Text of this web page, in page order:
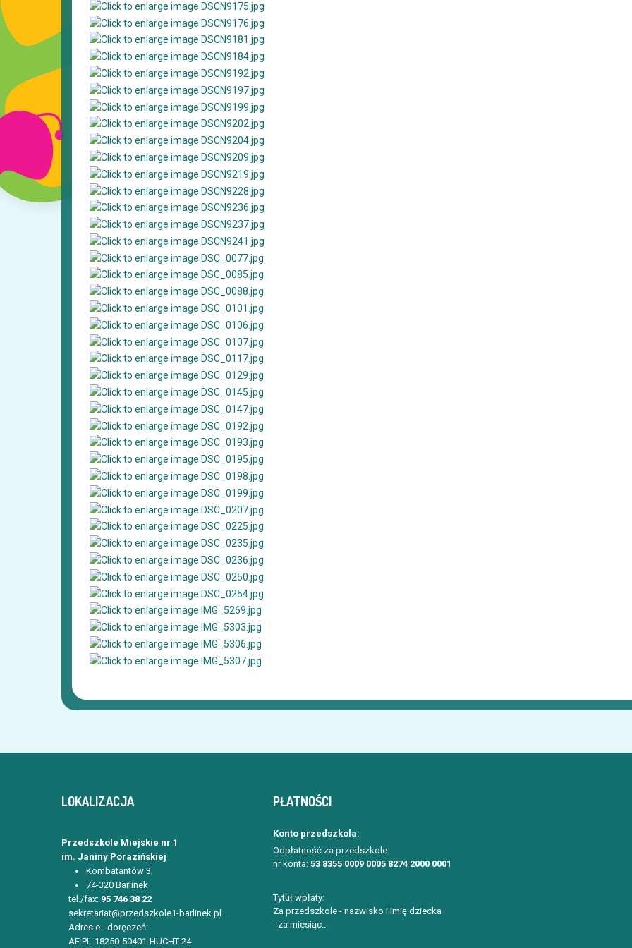
LOKALIZACJA
Przedszkole Miejskie nr 1
im. Janiny Porazińskiej
Kombatantów 3,
74-320 Barlinek
tel./fax: 95 746 38 22
sekretariat@przedszkole1-barlinek.pl
Adres e - doręczeń:
AE:PL-18250-50401-HUCHT-24
PŁATNOŚCI
Konto przedszkola:
Odpłatność za przedszkole:
nr konta: 53 8355 0009 0005 8274 2000 0001
Tytuł wpłaty:
Za przedszkole - nazwisko i imię dziecka
- za miesiąc...